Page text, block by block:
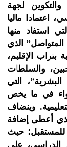
والتكوين لجهة
اعتمادا ماليا
استفاد منها
المتواصل” الذي
الإقليم،
والسلطات
البشرية”، التي
سواء في ما يخص
وينضاف
أعطى إضافة
حيث
الدراسي، على